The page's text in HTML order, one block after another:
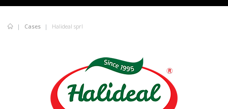
Cases Halideal sprl